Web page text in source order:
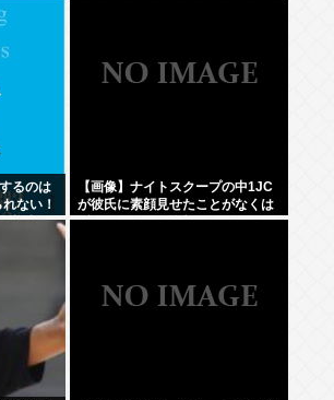
るのは
ない！
権利侵
【画像】ナイトスクープの中1JC
が彼氏に素顔見せたことがなくは
ずかしいという依頼www